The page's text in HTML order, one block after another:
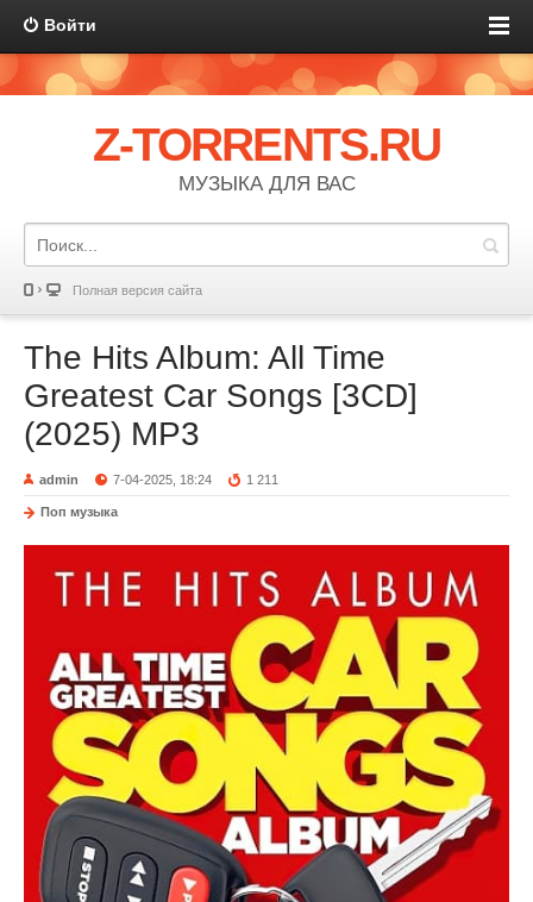
Войти
Z-TORRENTS.RU
МУЗЫКА ДЛЯ ВАС
Полная версия сайта
The Hits Album: All Time
Greatest Car Songs [3CD]
(2025) MP3
admin 7-04-2025, 18:24 1 211
Поп музыка